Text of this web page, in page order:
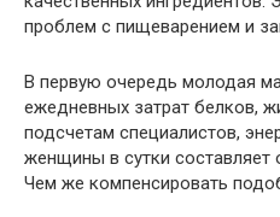
проблем с пищеварением и
В первую очередь молодая
ежедневных затрат белков,
подсчетам специалистов,
женщины в сутки составляет
Чем же компенсировать